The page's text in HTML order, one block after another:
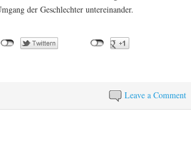
der Geschlechter untereinander.
Leave a Comment